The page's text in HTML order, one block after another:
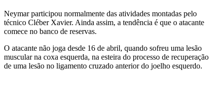
Neymar participou normalmente das atividades montadas pelo
técnico Cléber Xavier. Ainda assim, a tendência é que o atacante
comece no banco de reservas.
O atacante não joga desde 16 de abril, quando sofreu uma lesão
muscular na coxa esquerda, na esteira do processo de recuperação
de uma lesão no ligamento cruzado anterior do joelho esquerdo.